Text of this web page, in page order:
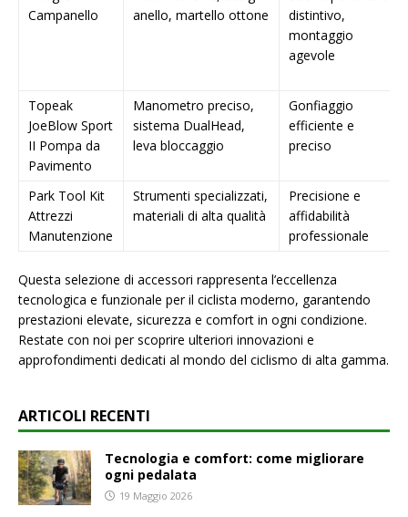
Campanello
anello, martello ottone
distintivo,
montaggio
agevole
Topeak
JoeBlow Sport
II Pompa da
Pavimento
Manometro preciso,
sistema DualHead,
leva bloccaggio
Gonfiaggio
efficiente e
preciso
Park Tool Kit
Attrezzi
Manutenzione
Strumenti specializzati,
materiali di alta qualità
Precisione e
affidabilità
professionale
Questa selezione di accessori rappresenta l’eccellenza
tecnologica e funzionale per il ciclista moderno, garantendo
prestazioni elevate, sicurezza e comfort in ogni condizione.
Restate con noi per scoprire ulteriori innovazioni e
approfondimenti dedicati al mondo del ciclismo di alta gamma.
ARTICOLI RECENTI
Tecnologia e comfort: come migliorare
ogni pedalata
19 Maggio 2026